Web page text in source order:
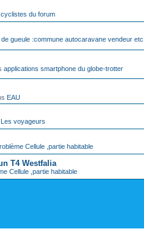
du forum
gueule :commune autocaravane vendeur etc..
applications smartphone du globe-trotter
EAU
Les voyageurs
Cellule ,partie habitable
T4 Westfalia
Cellule ,partie habitable